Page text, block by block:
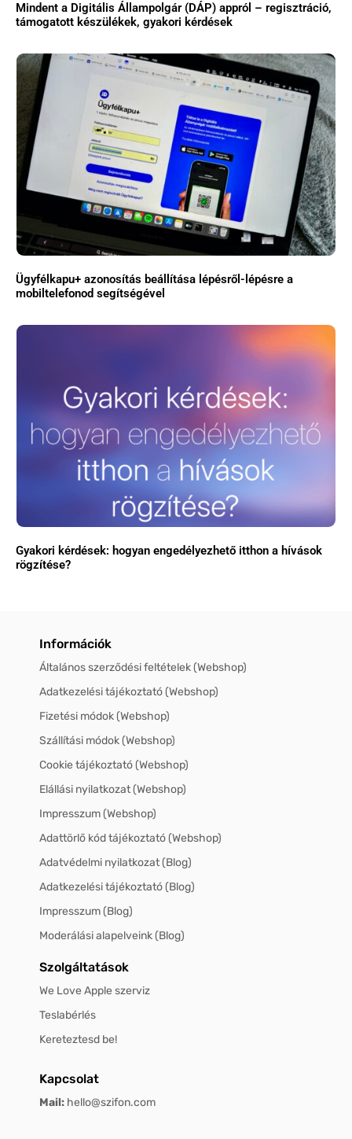
Mindent a Digitális Állampolgár (DÁP) appról – regisztráció,
támogatott készülékek, gyakori kérdések
Ügyfélkapu+ azonosítás beállítása lépésről-lépésre a
mobiltelefonod segítségével
Gyakori kérdések: hogyan engedélyezhető itthon a hívások
rögzítése?
Információk
Általános szerződési feltételek (Webshop)
Adatkezelési tájékoztató (Webshop)
Fizetési módok (Webshop)
Szállítási módok (Webshop)
Cookie tájékoztató (Webshop)
Elállási nyilatkozat (Webshop)
Impresszum (Webshop)
Adattörlő kód tájékoztató (Webshop)
Adatvédelmi nyilatkozat (Blog)
Adatkezelési tájékoztató (Blog)
Impresszum (Blog)
Moderálási alapelveink (Blog)
Szolgáltatások
We Love Apple szerviz
Teslabérlés
Kereteztesd be!
Kapcsolat
Mail: hello@szifon.com